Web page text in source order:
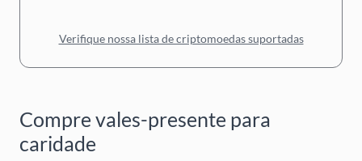
Verifique nossa lista de criptomoedas suportadas
Compre vales-presente para
caridade